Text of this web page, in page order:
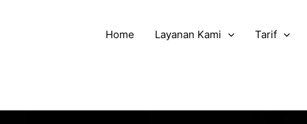
Home Layanan Kami Tarif